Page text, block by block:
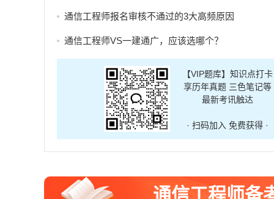
通信工程师报名审核不通过的3大高频原因
通信工程师VS一建通广，应该选哪个？
【VIP题库】知识点打卡
享历年真题 三色笔记等
最新考讯触达
· 扫码加入 免费获得 ·
通信工程师备